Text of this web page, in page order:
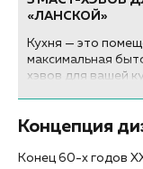
«ЛАНСКОЙ»
Кухня — это
максимальная
хэвов для вашей
Концепция
Конец 60-х годов